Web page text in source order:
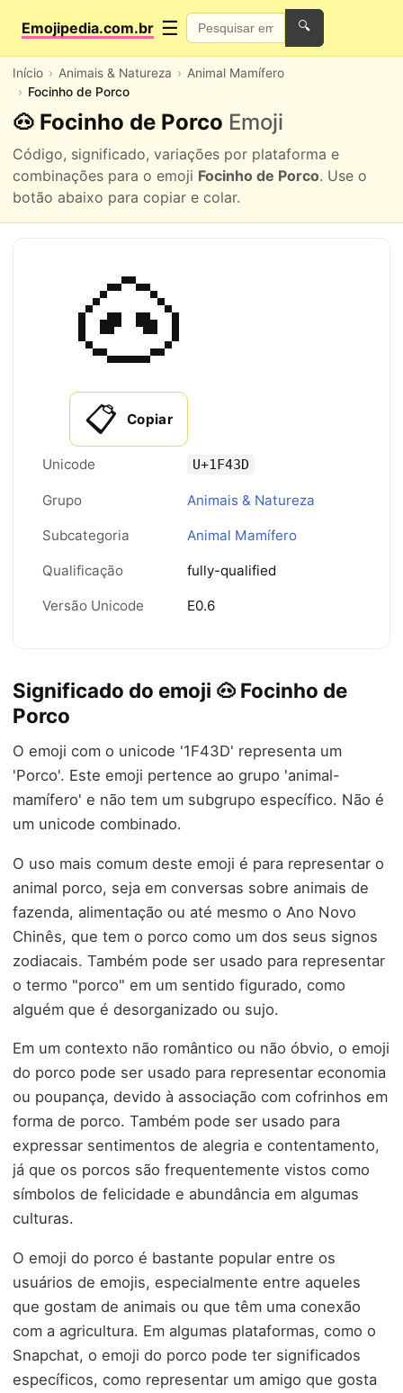
Emojipedia.com.br ☰ 🔍
Início Animais & Natureza
Animal Mamífero
Focinho de Porco
🐽 Focinho de Porco Emoji
Código, significado, variações por plataforma e
combinações para o emoji Focinho de Porco. Use o
botão abaixo para copiar e colar.
🐽
📋 Copiar
Unicode U+1F43D
Grupo Animais & Natureza
Subcategoria Animal Mamífero
Qualificação fully-qualified
Versão Unicode E0.6
Significado do emoji 🐽 Focinho de
Porco
O emoji com o unicode '1F43D' representa um
'Porco'. Este emoji pertence ao grupo 'animal-
mamífero' e não tem um subgrupo específico. Não é
um unicode combinado.
O uso mais comum deste emoji é para representar o
animal porco, seja em conversas sobre animais de
fazenda, alimentação ou até mesmo o Ano Novo
Chinês, que tem o porco como um dos seus signos
zodiacais. Também pode ser usado para representar
o termo "porco" em um sentido figurado, como
alguém que é desorganizado ou sujo.
Em um contexto não romântico ou não óbvio, o emoji
do porco pode ser usado para representar economia
ou poupança, devido à associação com cofrinhos em
forma de porco. Também pode ser usado para
expressar sentimentos de alegria e contentamento,
já que os porcos são frequentemente vistos como
símbolos de felicidade e abundância em algumas
culturas.
O emoji do porco é bastante popular entre os
usuários de emojis, especialmente entre aqueles
que gostam de animais ou que têm uma conexão
com a agricultura. Em algumas plataformas, como o
Snapchat, o emoji do porco pode ter significados
específicos, como representar um amigo que gosta